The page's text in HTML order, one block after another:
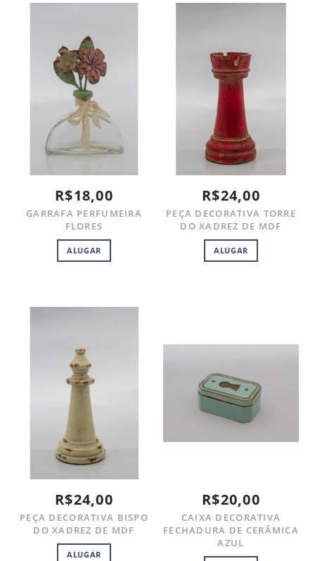
R$18,00
GARRAFA PERFUMEIRA
FLORES
ALUGAR
R$24,00
PEÇA DECORATIVA TORRE
DO XADREZ DE MDF
ALUGAR
R$24,00
PEÇA DECORATIVA BISPO
DO XADREZ DE MDF
ALUGAR
R$20,00
CAIXA DECORATIVA
FECHADURA DE CERÂMICA
AZUL